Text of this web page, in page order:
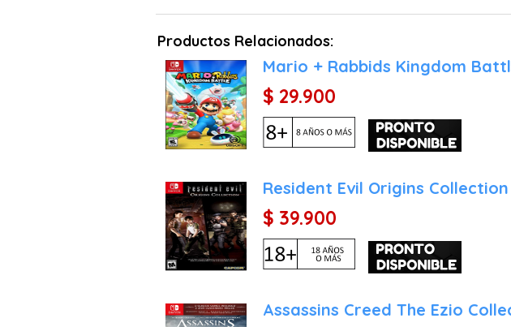
Productos Relacionados:
Mario + Rabbids Kingdom
$ 29.900
Resident Evil Origins Collection
$ 39.900
Assassins Creed The Ezio